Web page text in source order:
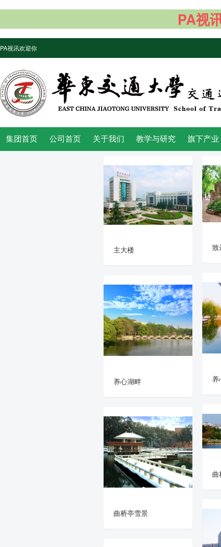
PA视
PA视讯欢迎你
集团首页 公司首页 关于我们 教学与研究 旗下产业
主大楼
养心湖畔
曲桥亭雪景
致